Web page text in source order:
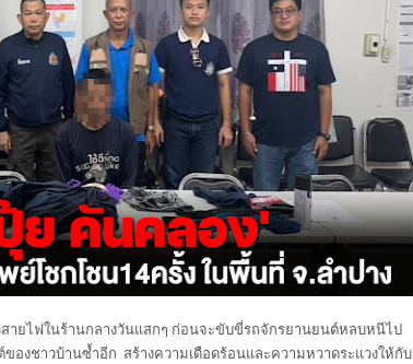
ายไฟในร้านกลางวันแสกๆ ก่อนจะขับขี่รถจักรยานยนต์หลบหนีไป
องชาวบ้านซ้ำอีก สร้างความเดือดร้อนและความหวาดระแวงให้กับ